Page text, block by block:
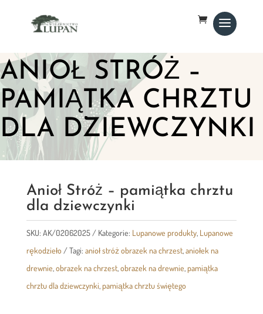
ANIOŁ STRÓŻ –
PAMIĄTKA CHRZTU
DLA DZIEWCZYNKI
Anioł Stróż – pamiątka chrztu
dla dziewczynki
SKU: AK/02062025 Kategorie: Lupanowe produkty, Lupanowe
rękodzieło
Tagi: anioł stróż obrazek na chrzest,aniołek na
drewnie,obrazek na chrzest,obrazek na drewnie,pamiątka
chrztu dla dziewczynki,pamiątka chrztu świętego